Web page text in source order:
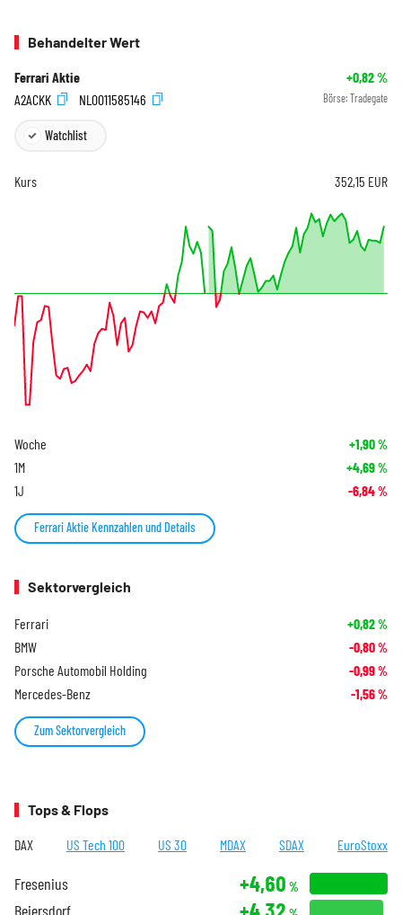
Behandelter Wert
Ferrari Aktie +0,82%
A2ACKK
NL0011585146 Börse: Tradegate
Watchlist
Kurs 352,15 EUR
Woche +1,90%
1M +4,69%
1J -6,84%
Ferrari Aktie Kennzahlen und Details
Sektorvergleich
Ferrari +0,82%
BMW -0,80%
Porsche Automobil Holding -0,99%
Mercedes-Benz -1,56%
Zum Sektorvergleich
Tops & Flops
DAX US Tech 100 US 30 MDAX SDAX EuroStoxx
Fresenius +4,60 %
Beiersdorf